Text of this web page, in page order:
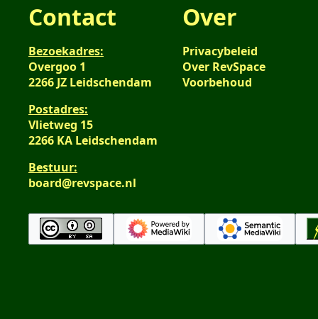
Contact
Bezoekadres:
Overgoo 1
2266 JZ Leidschendam
Postadres:
Vlietweg 15
2266 KA Leidschendam
Bestuur:
board@revspace.nl
Over
Privacybeleid
Over RevSpace
Voorbehoud